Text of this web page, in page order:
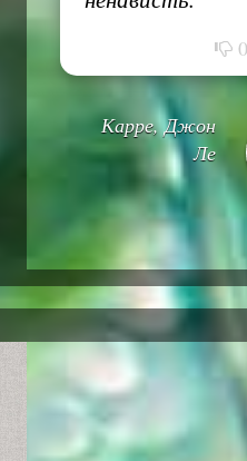
0
Карре, Джон
Ле